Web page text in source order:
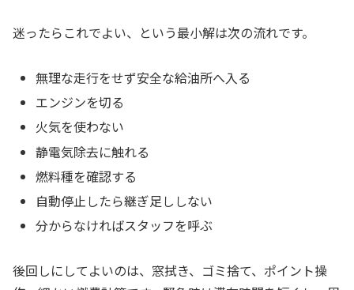
迷ったらこれでよい、という最小解は次の流れです。
無理な走行をせず安全な給油所へ入る
エンジンを切る
火気を使わない
静電気除去に触れる
燃料種を確認する
自動停止したら継ぎ足ししない
分からなければスタッフを呼ぶ
後回しにしてよいのは、窓拭き、ゴミ捨て、ポイント操